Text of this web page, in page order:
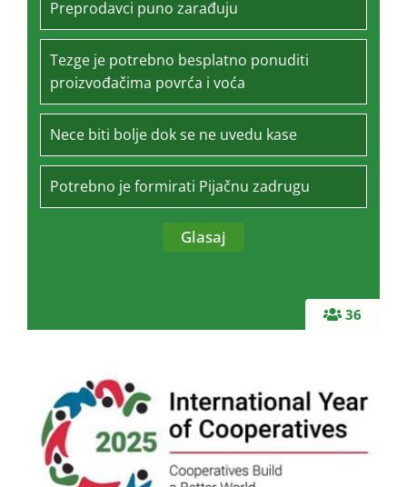
36
Preprodavci puno zarađuju
Tezge je potrebno besplatno ponuditi
proizvođačima povrća i voća
Nece biti bolje dok se ne uvedu kase
Potrebno je formirati Pijačnu zadrugu